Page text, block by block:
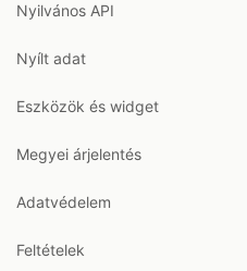
Nyilvános API
Nyílt adat
Eszközök és widget
Megyei árjelentés
Adatvédelem
Feltételek